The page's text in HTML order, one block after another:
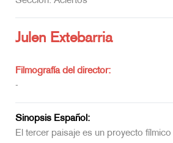
Julen Extebarria
Filmografía del director:
-
Sinopsis Español:
El tercer paisaje es un proyecto